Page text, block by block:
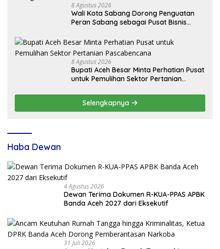
8 Agustus 2026
Wali Kota Sabang Dorong Penguatan
Peran Sabang sebagai Pusat Bisnis
8 Agustus 2026
Bupati Aceh Besar Minta Perhatian Pusat
untuk Pemulihan Sektor Pertanian
Selengkapnya
Haba Dewan
4 Agustus 2026
Dewan Terima Dokumen R-KUA-PPAS APBK
Banda Aceh 2027 dari Eksekutif
31 Juli 2026